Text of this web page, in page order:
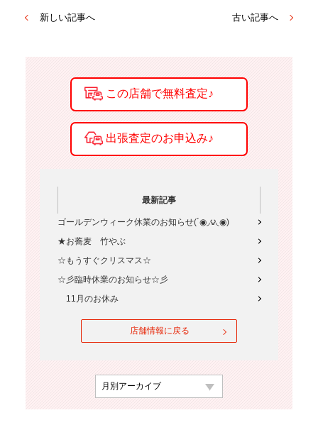
新しい記事へ 古い記事へ
最新記事
ゴールデンウィーク休業のお知らせ(´◉◞౪◟◉)
★お蕎麦 竹やぶ
☆もうすぐクリスマス☆
☆彡臨時休業のお知らせ☆彡
11月のお休み
店舗情報に戻る